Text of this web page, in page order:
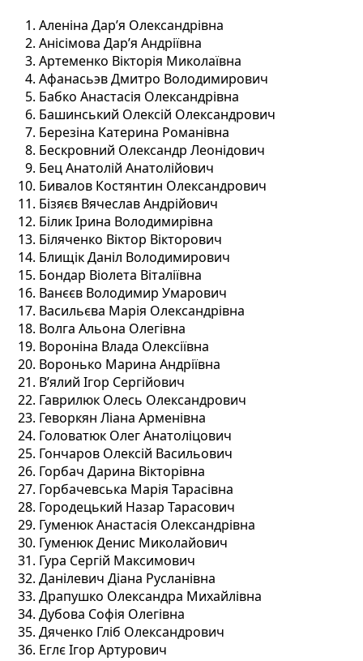
Аленіна Дар’я Олександрівна
Анісімова Дар’я Андріївна
Артеменко Вікторія Миколаївна
Афанасьэв Дмитро Володимирович
Бабко Анастасія Олександрівна
Башинський Олексій Олександрович
Березіна Катерина Романівна
Бескровний Олександр Леонідович
Бец Анатолій Анатолійович
Бивалов Костянтин Олександрович
Бізяєв Вячеслав Андрійович
Білик Ірина Володимирівна
Біляченко Віктор Вікторович
Блищік Даніл Володимирович
Бондар Віолета Віталіївна
Ванєєв Володимир Умарович
Васильєва Марія Олександрівна
Волга Альона Олегівна
Вороніна Влада Олексіївна
Воронько Марина Андріївна
В’ялий Ігор Сергійович
Гаврилюк Олесь Олександрович
Геворкян Ліана Арменівна
Головатюк Олег Анатоліцович
Гончаров Олексій Васильович
Горбач Дарина Вікторівна
Горбачевська Марія Тарасівна
Городецький Назар Тарасович
Гуменюк Анастасія Олександрівна
Гуменюк Денис Миколайович
Гура Сергій Максимович
Данілевич Діана Русланівна
Драпушко Олександра Михайлівна
Дубова Софія Олегівна
Дяченко Гліб Олександрович
Еглє Ігор Артурович